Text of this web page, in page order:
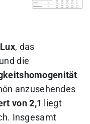
, das
und die
anzusehendes
von 2,1
liegt
Insgesamt